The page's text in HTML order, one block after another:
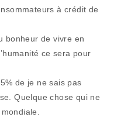
à crédit de
bonheur de vivre en
ce sera pour
de je ne sais pas
Quelque chose qui ne